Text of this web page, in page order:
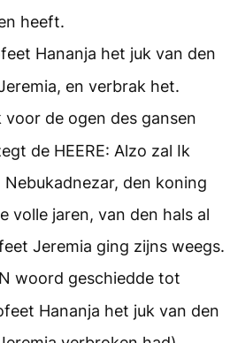
heeft.
Hananja het juk van den
en verbrak het.
voor de ogen des gansen
de HEERE: Alzo zal Ik
den koning
volle jaren, van den hals al
Jeremia ging zijns weegs.
woord geschiedde tot
Hananja het juk van den